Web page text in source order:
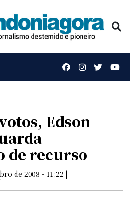
Edson
de recurso
de 2008 - 11:22 |